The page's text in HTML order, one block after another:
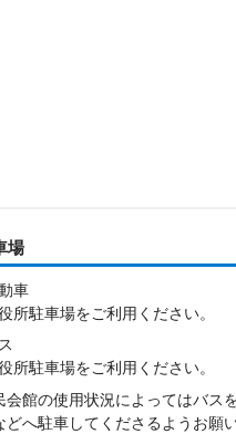
場
車
所駐車場をご利用ください。
所駐車場をご利用ください。
館の使用状況によってはバス
どへ駐車してくださるようお願